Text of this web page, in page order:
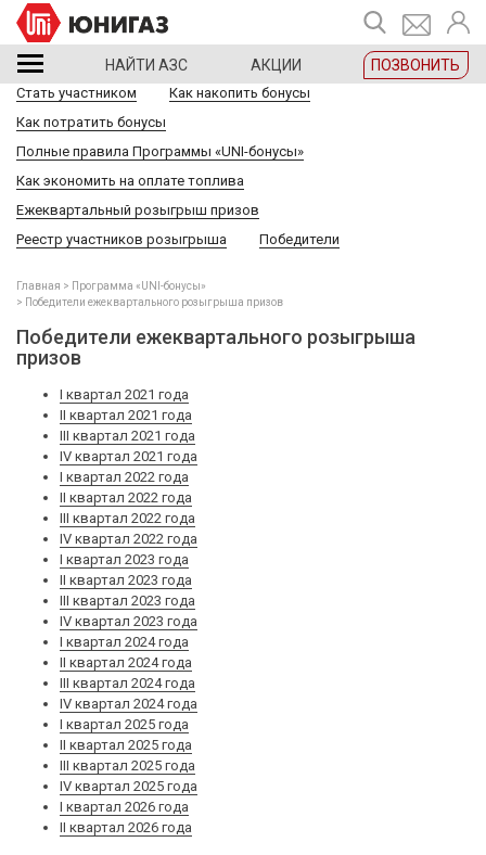
НАЙТИ АЗС АКЦИИ ПОЗВОНИТЬ
Стать участником
Как накопить бонусы
Как потратить бонусы
Полные правила Программы «UNI-бонусы»
Как экономить на оплате топлива
Ежеквартальный розыгрыш призов
Реестр участников розыгрыша
Победители
Главная
Программа «UNI-бонусы»
Победители ежеквартального розыгрыша призов
Победители ежеквартального розыгрыша
призов
I квартал 2021 года
II квартал 2021 года
III квартал 2021 года
IV квартал 2021 года
I квартал 2022 года
II квартал 2022 года
III квартал 2022 года
IV квартал 2022 года
I квартал 2023 года
II квартал 2023 года
III квартал 2023 года
IV квартал 2023 года
I квартал 2024 года
II квартал 2024 года
III квартал 2024 года
IV квартал 2024 года
I квартал 2025 года
II квартал 2025 года
III квартал 2025 года
IV квартал 2025 года
I квартал 2026 года
II квартал 2026 года